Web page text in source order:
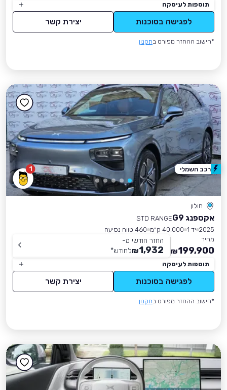
תוספות לעיסקה
לפגישה בסוכנות יצירת קשר
*חישוב ההחזר מפורט בתקנון
1
חולון
אקספנג G9
STD RANGE
2025 יד 1 40,000 ק״מ
460 טווח נסיעה
מחיר
199,900
₪
החזר חודשי מ-
1,932
₪לחודש*
תוספות לעיסקה
לפגישה בסוכנות יצירת קשר
*חישוב ההחזר מפורט בתקנון
רכב חשמלי